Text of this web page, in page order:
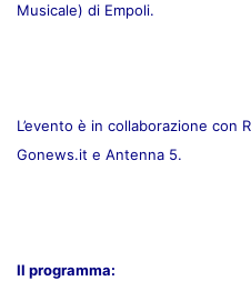
Musicale) di Empoli.
L’evento è in collaborazione con
Gonews.it e Antenna 5.
Il programma: